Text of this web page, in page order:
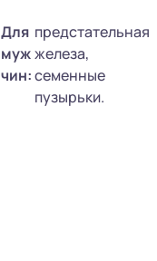
Для
муж
чин:
предстательная
железа,
семенные
пузырьки.